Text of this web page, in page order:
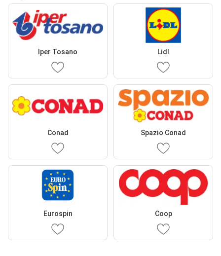
Iper Tosano Lidl
Conad Spazio Conad
Eurospin Coop